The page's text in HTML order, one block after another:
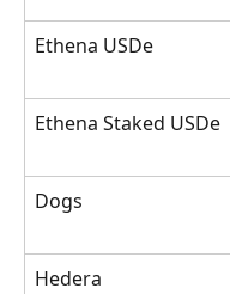
Ethena USDe
Ethena Staked USDe
Dogs
Hedera